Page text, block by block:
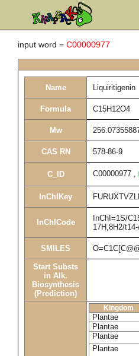
input word = C00000977
Name Liquiritigenin
Formula C15H12O4
Mw
CAS RN 578-86-9
C_ID C00000977 ,
InChIKey
InChICode
InChI=1S/
17H,8H2/
SMILES
Start Substs
in Alk.
Biosynthesis
(Prediction)
Kingdom
Plantae
Plantae
Plantae
Plantae